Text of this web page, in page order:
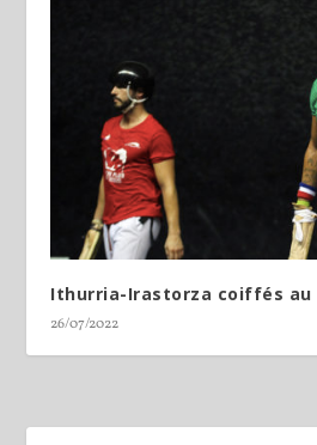
Ithurria-Irastorza coiffés au
26/07/2022